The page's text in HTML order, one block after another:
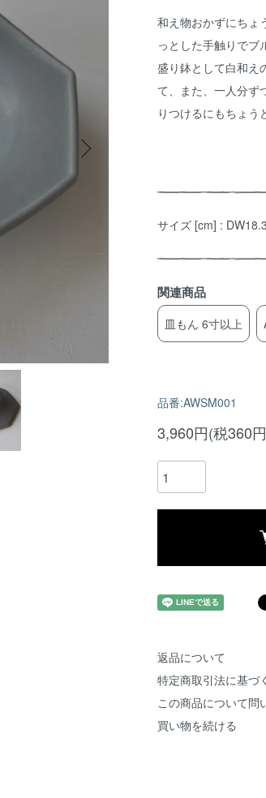
和え物おかずにちょ
っとした手触りでブ
盛り鉢として白和え
て、また、一人分ず
りつけるにもちょう
サイズ [cm] :
関連商品
皿もん 6寸以上
品番:AWSM001
3,960円(税360
返品について
特定商取引法に基づ
この商品について問
買い物を続ける